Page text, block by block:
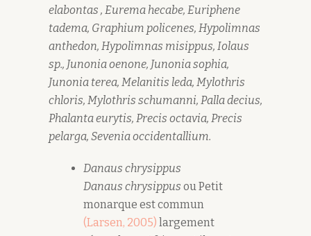
elabontas , Eurema hecabe, Euriphene
tadema, Graphium policenes, Hypolimnas
anthedon, Hypolimnas misippus, Iolaus
sp., Junonia oenone, Junonia sophia,
Junonia terea, Melanitis leda, Mylothris
chloris, Mylothris schumanni, Palla decius,
Phalanta eurytis, Precis octavia, Precis
pelarga, Sevenia occidentallium.
Danaus chrysippus
Danaus chrysippus ou Petit
monarque est commun
(Larsen, 2005) largement